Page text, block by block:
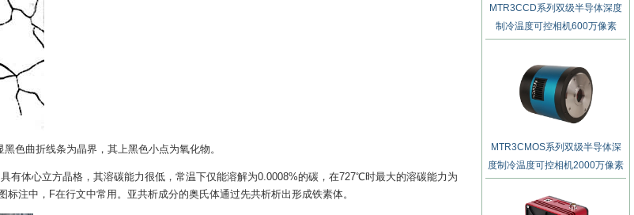
色曲折线条为晶界，其上黑色小点为氧化物。
有体心立方晶格，其溶碳能力很低，常温下仅能溶解为0.0008%的碳，在727℃时最大的溶碳能力为
注中，F在行文中常用。亚共析成分的奥氏体通过先共析析出形成铁素体。
MTR3CCD系列双级半导体深度
制冷温度可控相机600万像素
MTR3CMOS系列双级半导体深
度制冷温度可控相机2000万像素